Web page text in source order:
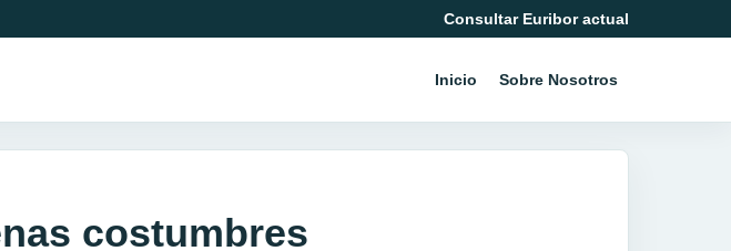
Consultar Euribor actual
Inicio Sobre Nosotros
costumbres